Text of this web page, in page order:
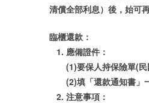
清償全部利息）後，始可
臨櫃還款：
應備證件：
(1)要保人持保險單(
(2)填「還款通知書」
注意事項：